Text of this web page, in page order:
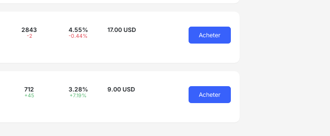
2843
-2
4.55%
-0.44%
17.00 USD
Acheter
712
+45
3.28%
+7.19%
9.00 USD
Acheter